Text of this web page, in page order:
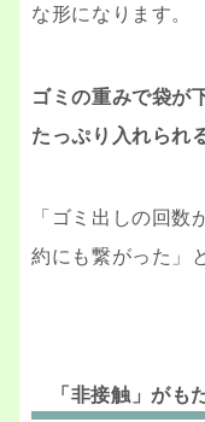
な形になります。
ゴミの重みで袋が
たっぷり入れられ
「ゴミ出しの回数
約にも繋がった」
「非接触」がも